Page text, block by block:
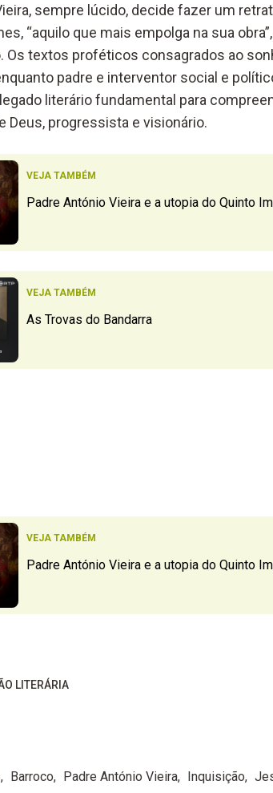
sempre lúcido, decide fazer um
“aquilo que mais empolga na sua
Os textos proféticos consagrados ao
padre e interventor social e
literário fundamental para
Deus, progressista e visionário.
VEJA TAMBÉM
Padre António Vieira e a utopia do Quinto
VEJA TAMBÉM
As Trovas do Bandarra
VEJA TAMBÉM
Padre António Vieira e a utopia do Quinto
LITERÁRIA
Barroco Padre António Vieira Inquisição